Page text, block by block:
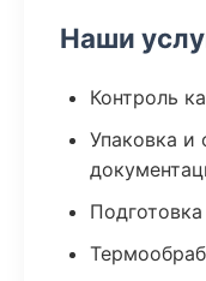
Наши
Контроль
Упаковка и